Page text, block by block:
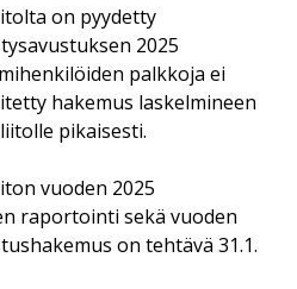
on pyydetty
2025
palkkoja ei
hakemus laskelmineen
pikaisesti.
vuoden 2025
raportointi sekä vuoden
on tehtävä 31.1.